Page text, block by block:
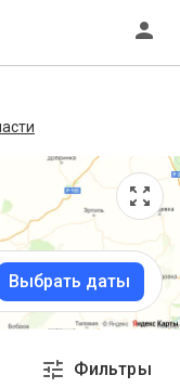
Выбрать даты
Фильтры